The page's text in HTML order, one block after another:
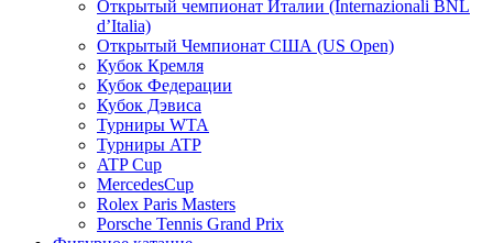
Открытый чемпионат Италии (Internazionali BNL
d’Italia)
Открытый Чемпионат США (US Open)
Кубок Кремля
Кубок Федерации
Кубок Дэвиса
Турниры WTA
Турниры ATP
ATP Cup
MercedesCup
Rolex Paris Masters
Porsche Tennis Grand Prix